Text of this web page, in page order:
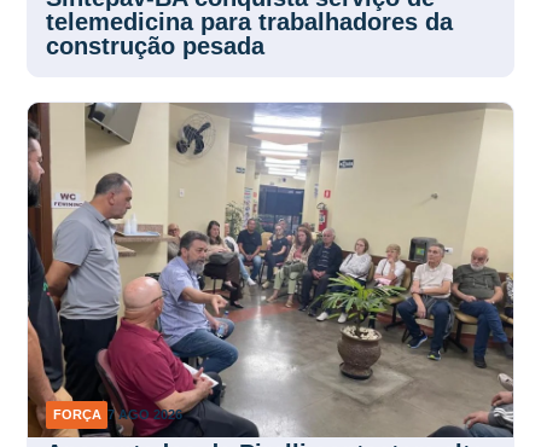
telemedicina para trabalhadores da
construção pesada
FORÇA 7 AGO 2026